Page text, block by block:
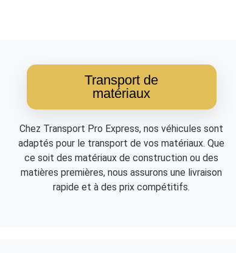
Transport de
matériaux
Chez Transport Pro Express, nos véhicules sont
adaptés pour le transport de vos matériaux. Que
ce soit des matériaux de construction ou des
matières premières, nous assurons une livraison
rapide et à des prix compétitifs.